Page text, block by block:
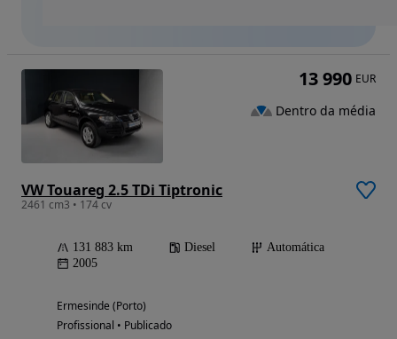
VW Touareg 2.5 TDi Tiptronic
2461 cm3 • 174 cv
131 883 km Diesel
Automática
2005
Ermesinde (Porto)
Profissional • Publicado
13 990 EUR
Dentro da média